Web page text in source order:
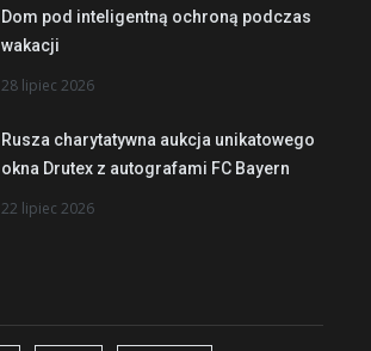
Dom pod inteligentną ochroną podczas
wakacji
28 lipiec 2026
Rusza charytatywna aukcja unikatowego
okna Drutex z autografami FC Bayern
22 lipiec 2026